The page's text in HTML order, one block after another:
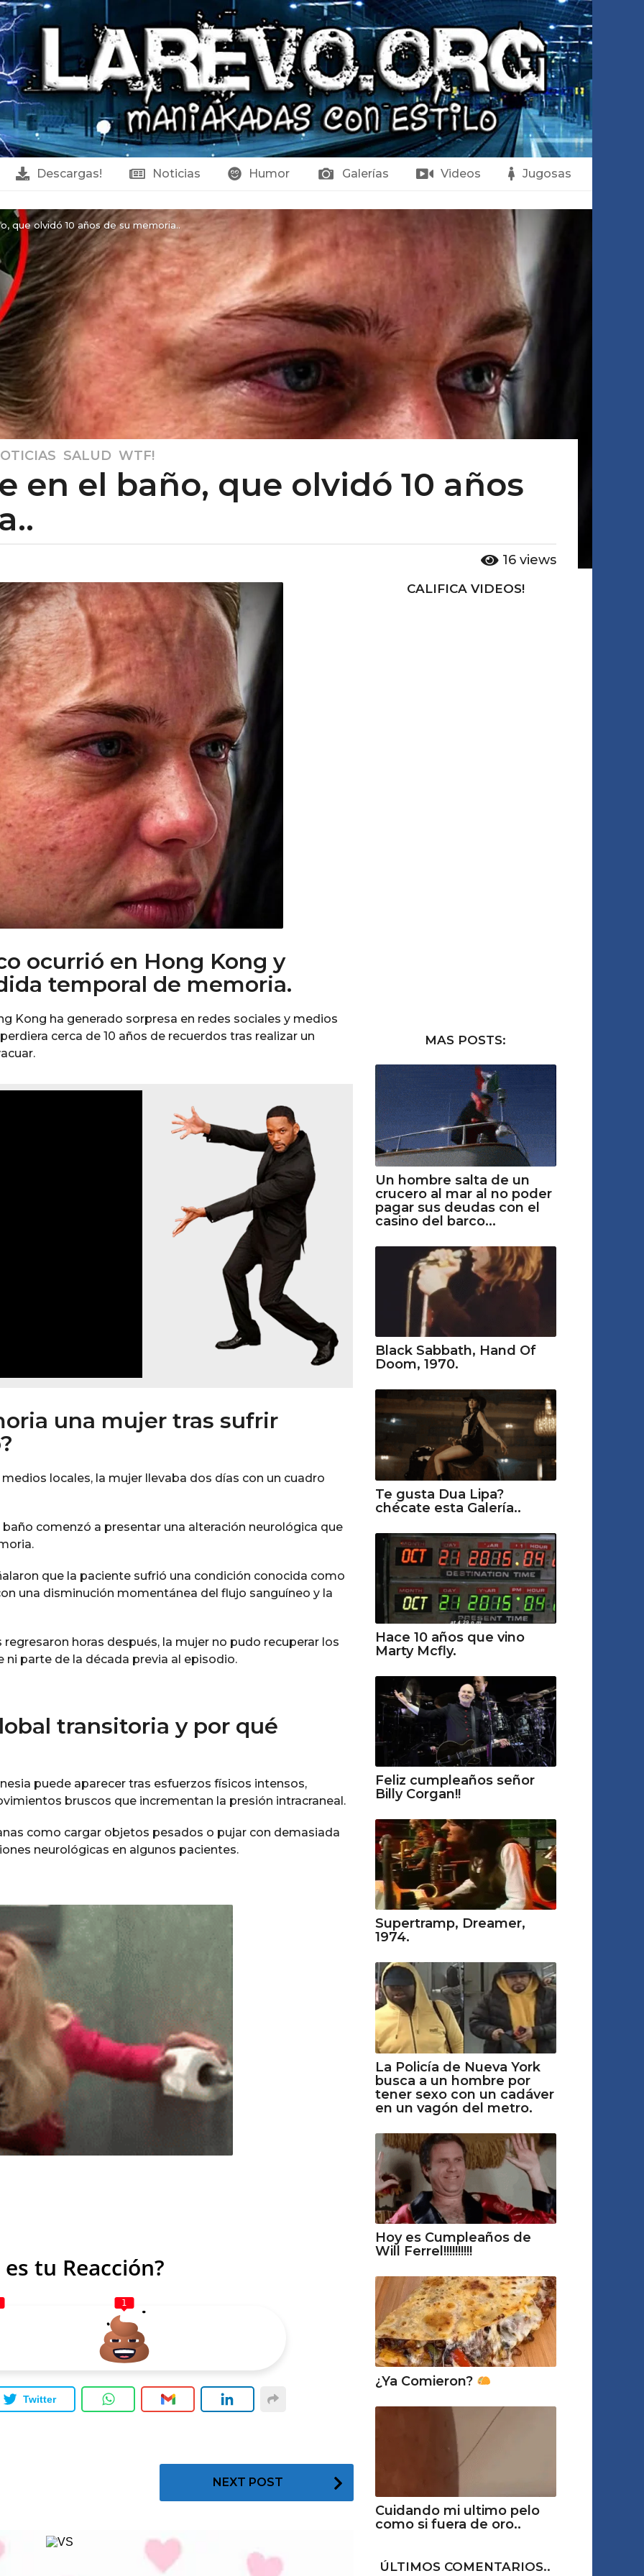
Descargas! Noticias Humor Galerías Videos Jugosas
que olvidó 10 años de su memoria..
,SALUD ,WTF!
en el baño, que olvidó 10 años
16 views
ocurrió en Hong Kong y
temporal de memoria.
Kong ha generado sorpresa en redes sociales y medios
cerca de 10 años de recuerdos tras realizar un
una mujer tras sufrir
locales, la mujer llevaba dos días con un cuadro
comenzó a presentar una alteración neurológica que
que la paciente sufrió una condición conocida como
una disminución momentánea del flujo sanguíneo y la
horas después, la mujer no pudo recuperar los
parte de la década previa al episodio.
transitoria y por qué
puede aparecer tras esfuerzos físicos intensos,
bruscos que incrementan la presión intracraneal.
como cargar objetos pesados o pujar con demasiada
neurológicas en algunos pacientes.
es tu Reacción?
1
Twitter
NEXT POST
CALIFICA VIDEOS!
MAS POSTS:
Un hombre salta de un
crucero al mar al no poder
pagar sus deudas con el
casino del barco...
Black Sabbath, Hand Of
Doom, 1970.
Te gusta Dua Lipa?
chécate esta Galería..
Hace 10 años que vino
Marty Mcfly.
Feliz cumpleaños señor
Billy Corgan!!
Supertramp, Dreamer,
1974.
La Policía de Nueva York
busca a un hombre por
tener sexo con un cadáver
en un vagón del metro.
Hoy es Cumpleaños de
Will Ferrel!!!!!!!!!!
¿Ya Comieron?
Cuidando mi ultimo pelo
como si fuera de oro..
ÚLTIMOS COMENTARIOS..